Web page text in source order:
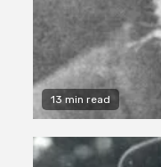
13 min read